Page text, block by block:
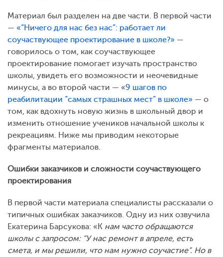
Материал был разделен на две части. В первой части
— «“Ничего для нас без нас”: работает ли
соучаствующее проектирование в школе?» —
говорилось о том, как соучаствующее
проектирование помогает изучать пространство
школы, увидеть его возможности и неочевидные
минусы, а во второй части — «9 шагов по
реабилитации “самых страшных мест” в школе» — о
том, как вдохнуть новую жизнь в школьный двор и
изменить отношение учеников начальной школы к
рекреациям. Ниже мы приводим некоторые
фрагменты материалов.
Ошибки заказчиков и сложности соучаствующего
проектирования
В первой части материала специалисты рассказали о
типичных ошибках заказчиков. Одну из них озвучила
Екатерина Барсукова: «К нам часто обращаются
школы с запросом: “У нас ремонт в апреле, есть
смета, и мы решили, что нам нужно соучастие”. Но в